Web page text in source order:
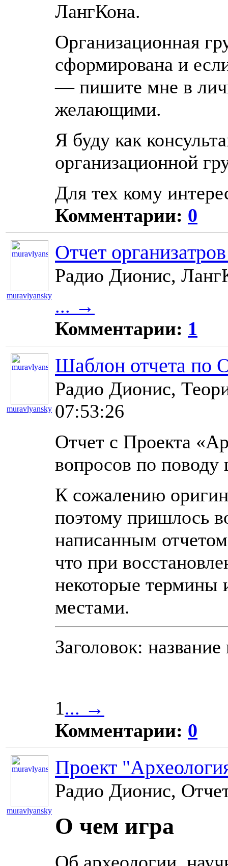
ЛангКона.
Организационная
сформирована и
— пишите мне в
желающими.
Я буду как
организационной
Для тех кому
Комментарии: 0
muravlyansky
Отчет
Радио Дионис,
... →
Комментарии: 1
muravlyansky
Шаблон отчета по
Радио Дионис,
07:53:26
Отчет с Проекта
вопросов по
К сожалению
поэтому пришлось
написанным
что при
некоторые термины
местами.
Заголовок:
1... →
Комментарии: 0
muravlyansky
Проект
Радио Дионис,
О чем игра